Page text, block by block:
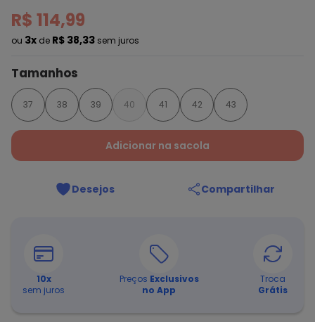
R$ 114,99
ou 3x de R$ 38,33 sem juros
Tamanhos
37 38 39 40 41 42 43
Adicionar na sacola
Desejos Compartilhar
10x
sem juros
Preços Exclusivos
no App
Troca
Grátis